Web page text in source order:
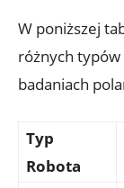
W poniższej
⁢różnych
badaniach
Typ
Robota